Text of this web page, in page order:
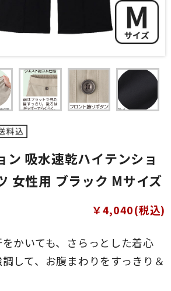
ン 吸水速乾ハイテンショ
女性用 ブラック Mサイズ
かいても、さらっとした着心
して、お腹まわりをすっきり＆
￥4,040(税込)